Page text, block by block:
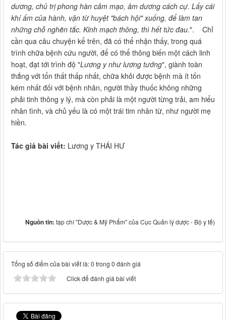
dương, chủ trị phong hàn cảm mạo, âm dương cách cự. Lấy cái
khí ấm của hành, vận từ huyệt "bách hội" xuống, để làm tan
những chỗ nghẽn tắc. Kinh mạch thông, thì hết tức đau.". Chỉ
cần qua câu chuyện kể trên, đã có thể nhận thấy, trong quá
trình chữa bệnh cứu người, để có thể thông biến một cách linh
hoạt, đạt tới trình độ "Lương y như lương tướng", giành toàn
thắng với tổn thất thấp nhất, chữa khỏi được bệnh mà ít tốn
kém nhất đối với bệnh nhân, người thầy thuốc không những
phải tinh thông y lý, mà còn phải là một người từng trải, am hiểu
nhân tình, và chủ yếu là có một trái tim nhân từ, như người mẹ
hiền.
Tác giả bài viết: Lương y THÁI HƯ
Nguồn tin: tạp chí "Dược & Mỹ Phẩm" của Cục Quản lý dược - Bộ y tế)
Tổng số điểm của bài viết là: 0 trong 0 đánh giá
Click để đánh giá bài viết